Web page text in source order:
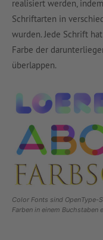
realisiert werden,
Schriftarten in
wurden. Jede Schrift
Farbe der
überlappen.
Color Fonts sind OpenType-
Farben in einem Buchstaben